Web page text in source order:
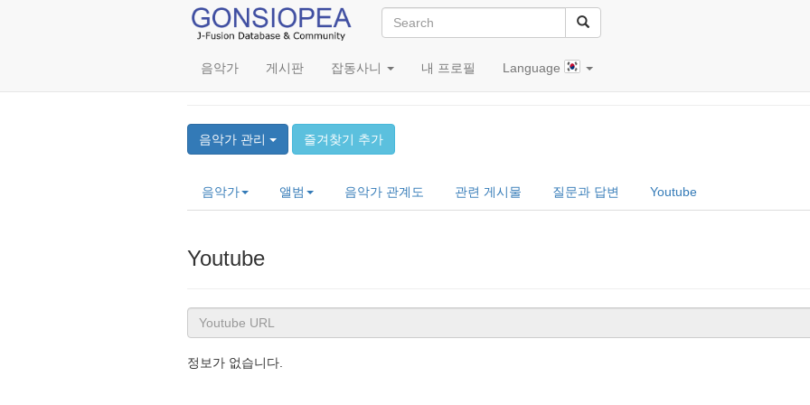
음악가 게시판 잡동사니 내 프로필 Language
Nobu Saito (斉藤ノヴ)
음악가 관리 즐겨찾기 추가
음악가 앨범 음악가 관계도 관련 게시물 질문과 답변 Youtube
Youtube
정보가 없습니다.